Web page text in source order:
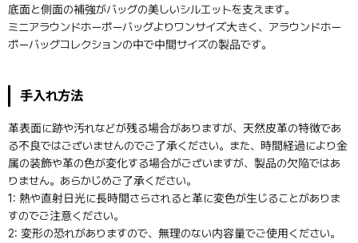
底面と側面の補強がバッグの美しいシルエットを支えます。
ミニアラウンドホーボーバッグよりワンサイズ大きく、アラウンドホー
ボーバッグコレクションの中で中間サイズの製品です。
手入れ方法
革表面に跡や汚れなどが残る場合がありますが、天然皮革の特徴であ
る不良ではございませんのでご了承ください。また、時間経過により金
属の装飾や革の色が変化する場合がございますが、製品の欠陥ではあ
りません。あらかじめご了承ください。
1: 熱や直射日光に長時間さらされると革に変色が生じることがありま
すのでご注意ください。
2: 変形の恐れがありますので、無理のない内容量でご使用ください。